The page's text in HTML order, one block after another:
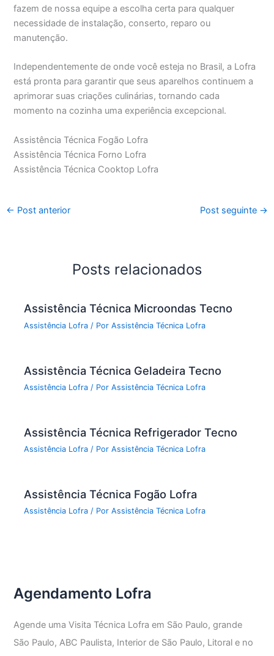
fazem de nossa equipe a escolha certa para qualquer
necessidade de instalação, conserto, reparo ou
manutenção.
Independentemente de onde você esteja no Brasil, a Lofra
está pronta para garantir que seus aparelhos continuem a
aprimorar suas criações culinárias, tornando cada
momento na cozinha uma experiência excepcional.
Assistência Técnica Fogão Lofra
Assistência Técnica Forno Lofra
Assistência Técnica Cooktop Lofra
← Post anterior Post seguinte →
Posts relacionados
Assistência Técnica Microondas Tecno
Assistência Lofra / PorAssistência Técnica Lofra
Assistência Técnica Geladeira Tecno
Assistência Lofra / PorAssistência Técnica Lofra
Assistência Técnica Refrigerador Tecno
Assistência Lofra / PorAssistência Técnica Lofra
Assistência Técnica Fogão Lofra
Assistência Lofra / PorAssistência Técnica Lofra
Agendamento Lofra
Agende uma Visita Técnica Lofra em São Paulo, grande
São Paulo, ABC Paulista, Interior de São Paulo, Litoral e no